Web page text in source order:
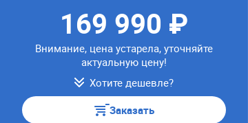
169 990 ₽
Внимание, цена устарела, уточняйте
актуальную цену!
Хотите дешевле?
Заказать